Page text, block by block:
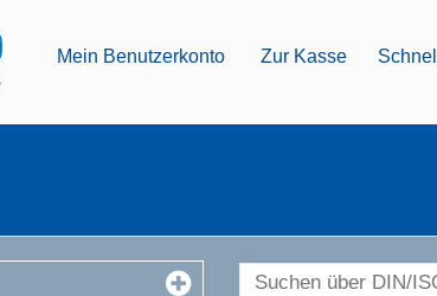
Mein Benutzerkonto Zur Kasse